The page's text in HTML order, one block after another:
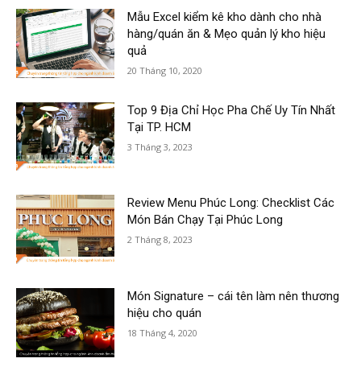
Mẫu Excel kiểm kê kho dành cho nhà
hàng/quán ăn & Mẹo quản lý kho hiệu
quả
20 Tháng 10, 2020
Top 9 Địa Chỉ Học Pha Chế Uy Tín Nhất
Tại TP. HCM
3 Tháng 3, 2023
Review Menu Phúc Long: Checklist Các
Món Bán Chạy Tại Phúc Long
2 Tháng 8, 2023
Món Signature – cái tên làm nên thương
hiệu cho quán
18 Tháng 4, 2020